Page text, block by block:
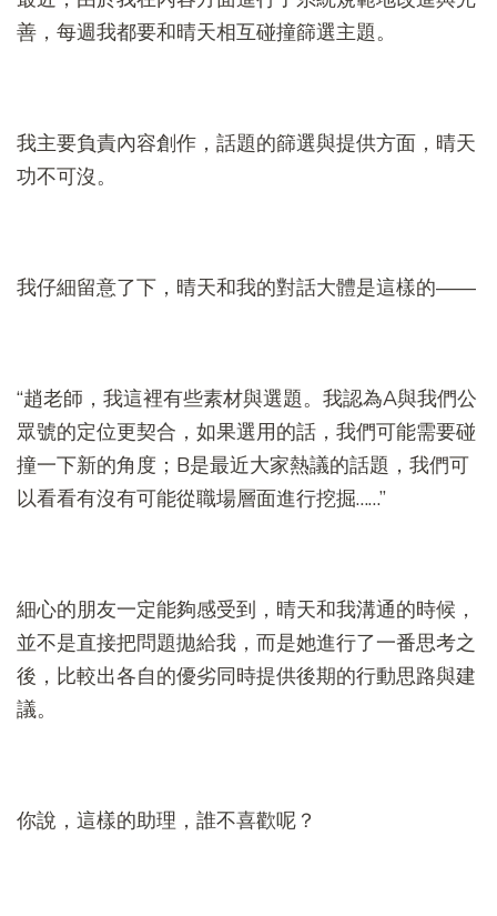
善，每週我都要和晴天相互碰撞篩選主題。
我主要負責內容創作，話題的篩選與提供方面，晴天
功不可沒。
我仔細留意了下，晴天和我的對話大體是這樣的——
“趙老師，我這裡有些素材與選題。我認為A與我們公
眾號的定位更契合，如果選用的話，我們可能需要碰
撞一下新的角度；B是最近大家熱議的話題，我們可
以看看有沒有可能從職場層面進行挖掘……”
細心的朋友一定能夠感受到，晴天和我溝通的時候，
並不是直接把問題拋給我，而是她進行了一番思考之
後，比較出各自的優劣同時提供後期的行動思路與建
議。
你說，這樣的助理，誰不喜歡呢？